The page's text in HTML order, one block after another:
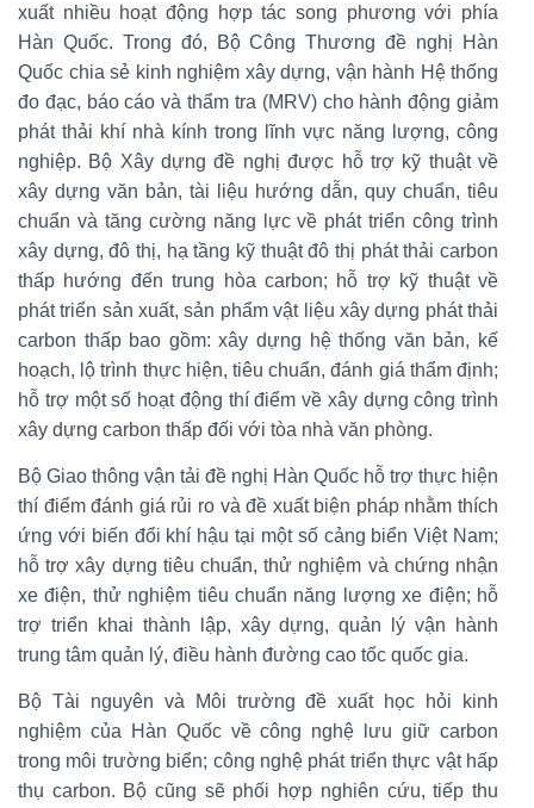
xuất nhiều hoạt động hợp tác song phương với phía
Hàn Quốc. Trong đó, Bộ Công Thương đề nghị Hàn
Quốc chia sẻ kinh nghiệm xây dựng, vận hành Hệ thống
đo đạc, báo cáo và thẩm tra (MRV) cho hành động giảm
phát thải khí nhà kính trong lĩnh vực năng lượng, công
nghiệp. Bộ Xây dựng đề nghị được hỗ trợ kỹ thuật về
xây dựng văn bản, tài liệu hướng dẫn, quy chuẩn, tiêu
chuẩn và tăng cường năng lực về phát triển công trình
xây dựng, đô thị, hạ tầng kỹ thuật đô thị phát thải carbon
thấp hướng đến trung hòa carbon; hỗ trợ kỹ thuật về
phát triển sản xuất, sản phẩm vật liệu xây dựng phát thải
carbon thấp bao gồm: xây dựng hệ thống văn bản, kế
hoạch, lộ trình thực hiện, tiêu chuẩn, đánh giá thẩm định;
hỗ trợ một số hoạt động thí điểm về xây dựng công trình
xây dựng carbon thấp đối với tòa nhà văn phòng.
Bộ Giao thông vận tải đề nghị Hàn Quốc hỗ trợ thực hiện
thí điểm đánh giá rủi ro và đề xuất biện pháp nhằm thích
ứng với biến đổi khí hậu tại một số cảng biển Việt Nam;
hỗ trợ xây dựng tiêu chuẩn, thử nghiệm và chứng nhận
xe điện, thử nghiệm tiêu chuẩn năng lượng xe điện; hỗ
trợ triển khai thành lập, xây dựng, quản lý vận hành
trung tâm quản lý, điều hành đường cao tốc quốc gia.
Bộ Tài nguyên và Môi trường đề xuất học hỏi kinh
nghiệm của Hàn Quốc về công nghệ lưu giữ carbon
trong môi trường biển; công nghệ phát triển thực vật hấp
thụ carbon. Bộ cũng sẽ phối hợp nghiên cứu, tiếp thu